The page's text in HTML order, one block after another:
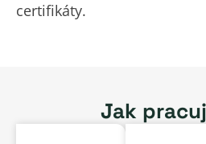
certifikáty.
Jak